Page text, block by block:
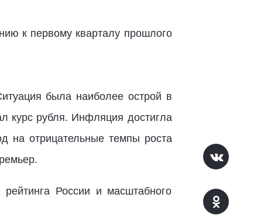
к первому кварталу прошлого
была наиболее острой в
курс рубля. Инфляция достигла
на отрицательные темпы роста
России и масштабного